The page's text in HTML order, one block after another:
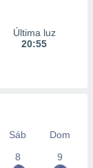
Última luz
20:55
Sáb
Dom
8
9